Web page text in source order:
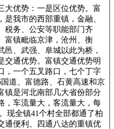
大优势：一是区位优势。富
是我市的西部重镇，金融、
税务、公安等职能部门齐
富镇毗临京津，沧州、衡
邑、武强、阜城以此为桥，
交通优势。富镇交通优势明
，一个五叉路口，七个丁字
道、富德路、石黄高速和京
镇是河北南部几大省份部分
，车流量大，客流量大，每
现全镇41个村全部都通了柏
通便利、四通八达的重镇优